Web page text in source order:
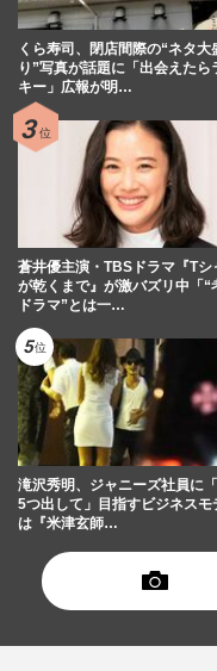
くら寿司、閉店間際の“ネタ大
り”写真が話題に「出会えたら
キー」広報が明…
蒼井優主演・TBSドラマ『Tシ
が乾くまで』が激バズリ中「“
ドラマ”とは一…
滝沢秀明、ジャニーズ社員に
5つ出して」目指すビジネスモ
は『米津玄師…